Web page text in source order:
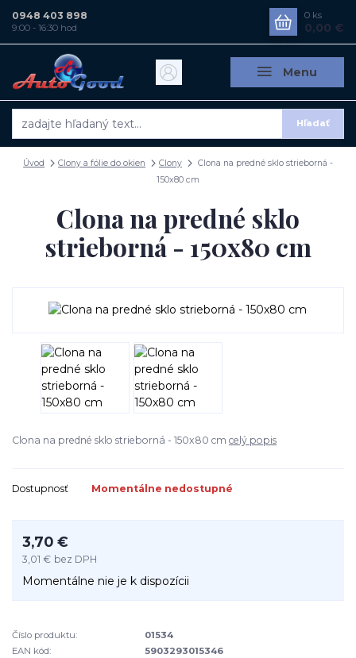
Menu
Hľadať
0948 403 898
9:00 - 16:30 hod
0 ks
0,00 €
Úvod Clony a fólie do okien Clony
Clona na predné sklo strieborná -
150x80 cm
Clona na predné sklo
strieborná - 150x80 cm
Clona na predné sklo strieborná - 150x80 cm celý popis
Dostupnosť Momentálne nedostupné
3,70 €
3,01 € bez DPH
Momentálne nie je k dispozícii
Číslo produktu:
01534
EAN kód:
5903293015346